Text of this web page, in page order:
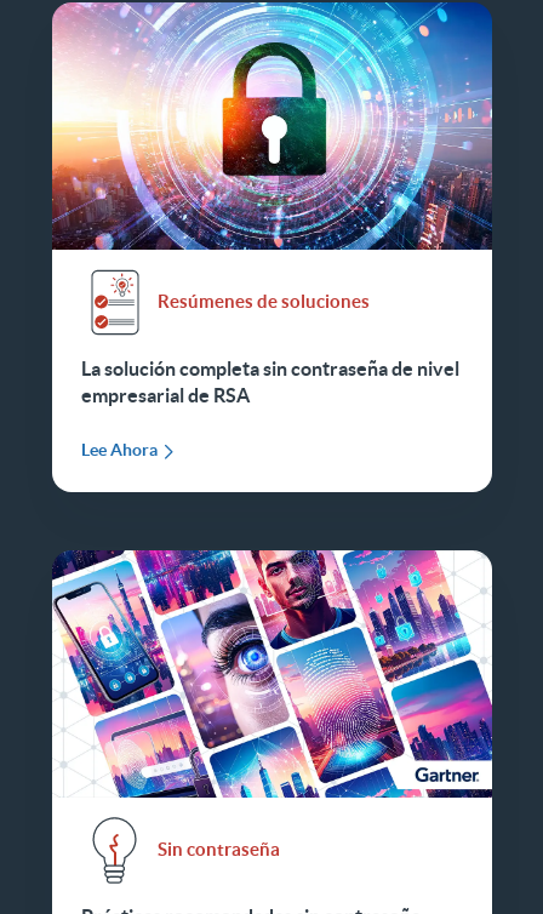
Resúmenes de soluciones
La solución completa sin contraseña de nivel
empresarial de RSA
Lee Ahora
Sin contraseña